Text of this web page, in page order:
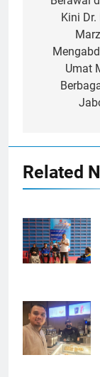
Kini
Umat
Related